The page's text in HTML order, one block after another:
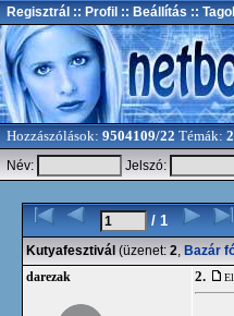
Regisztrál :: Profil :: Beállítás ::
Hozzászólások: 9504109/22 Témák:
Név: Jelszó:
/ 1
Kutyafesztivál (üzenet: 2, Bazár
darezak 2.